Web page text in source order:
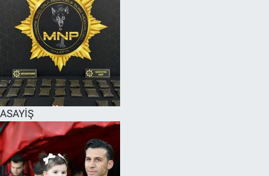
ASAYİŞ